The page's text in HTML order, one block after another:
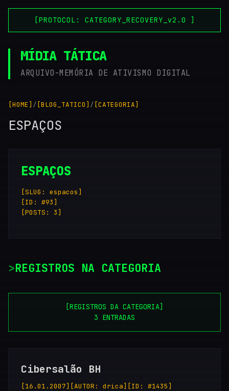
[PROTOCOL: CATEGORY_RECOVERY_v2.0 ]
MÍDIA TÁTICA
ARQUIVO-MEMÓRIA DE ATIVISMO DIGITAL
[HOME] / [BLOG_TATICO] / [CATEGORIA]
ESPAÇOS
ESPAÇOS
[SLUG: espacos]
[ID: #93]
[POSTS: 3]
REGISTROS NA CATEGORIA
[REGISTROS DA CATEGORIA]
3 ENTRADAS
Cibersalão BH
[16.01.2007] [AUTOR: drica] [ID: #1435]